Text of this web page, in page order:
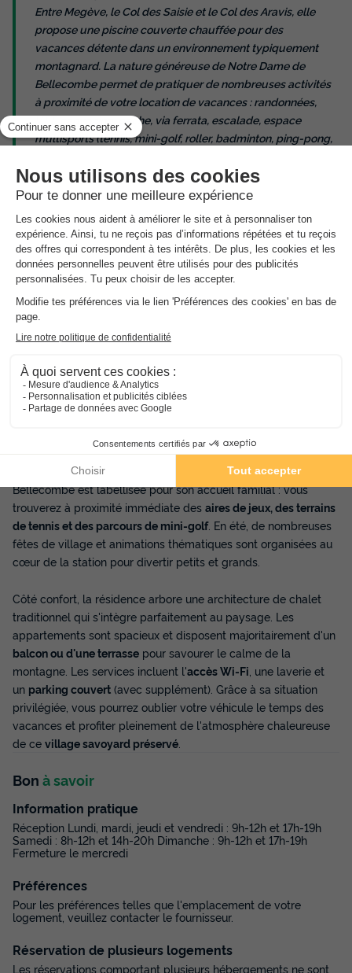
Entre Megève, le Col des Saisie et le Col des Aravis, elle
propose une piscine couverte chauffée pour des
vacances détente dans un environnement typiquement
montagnard. La nature généreuse de Notre Dame de
Bellecombe permet de pratiquer de nombreuses activités
à proximité de votre location de vacances : randonnées,
VTT, canyoning, pêche, via ferrata, escalade, espace
multisports (tennis, mini-golf, roller, badminton, ping-pong,
Située à seulement300 mètres du centre du village
commerces traditionnels, cette résidence bénéficie d’un
emplacement idéal pour découvrir le charme de l'Espace
Diamant. Entre le Beaufortain et le Val d'Arly, vous profiterez
d'un accès rapide aux sentiers de randonnée offrant des
spectaculaires sur le Mont-Blanc
. Pour vos instants de détente
après une balade en forêt ou une visite des fermes locales,
l'établissement met à votre disposition une
couverte chauffée, un atout indispensable pour se relaxer en
famille au retour des sommets.
Pour vos loisirs, la résidence propose une
accès libre ainsi qu'un espace bien-être avec
l'établissement ne dispose pas de club enfants ou
d'animations en interne, la station de Notre Dame de
Bellecombe est labellisée pour son accueil familial : vous
trouverez à proximité immédiate des aires de jeux, des terrains
de tennis et des parcours de mini-golf. En été, de nombreuses
fêtes de village et animations thématiques sont organisées au
cœur de la station pour divertir petits et grands.
Côté confort, la résidence arbore une architecture de chalet
traditionnel qui s'intègre parfaitement au paysage. Les
appartements sont spacieux et disposent majoritairement d'un
balcon ou d'une terrasse pour savourer le calme de la
montagne. Les services incluent l'accès Wi-Fi , une laverie et
un parking couvert (avec supplément). Grâce à sa situation
privilégiée, vous pourrez oublier votre véhicule le temps des
vacances et profiter pleinement de l'atmosphère chaleureuse
de ce village savoyard préservé
Bon à savoir
Information pratique
Réception Lundi, mardi, jeudi et vendredi : 9h-12h et 17h-19h
Samedi : 8h-12h et 14h-20h Dimanche : 9h-12h et 17h-19h
Fermeture le mercredi
Préférences
Pour les préférences telles que l'emplacement de votre
logement, veuillez contacter le fournisseur.
Réservation de plusieurs logements
Les réservations comportant plusieurs hébergements ne sont